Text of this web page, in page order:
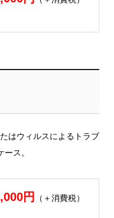
はウィルスによるトラブ
ス。
円 （＋消費税）